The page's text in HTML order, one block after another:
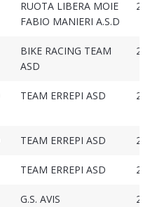
RUOTA LIBERA MOIE
FABIO MANIERI A.S.D
BIKE RACING TEAM
ASD
TEAM ERREPI ASD
TEAM ERREPI ASD
TEAM ERREPI ASD
G.S. AVIS